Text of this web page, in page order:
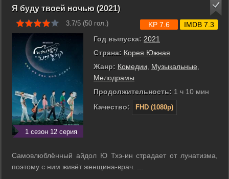
Я буду твоей ночью (2021)
3.7/5 (50 гол.)
1 сезон 12 серия
Год выпуска: 2021
Страна: Корея Южная
Жанр: Комедии Музыкальные
Мелодрамы
Продолжительность: 1 ч 10 мин
Качество:
FHD (1080p)
KP 7.6 IMDB 7.3
Самовлюблённый айдол Ю Тхэ-ин страдает от лунатизма,
поэтому с ним живёт женщина-врач. ...